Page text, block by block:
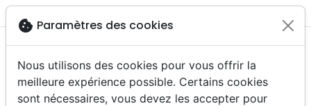
menu
cookie Paramètres des cookies
Nous utilisons des cookies pour vous offrir la
meilleure expérience possible. Certains cookies
sont nécessaires, vous devez les accepter pour